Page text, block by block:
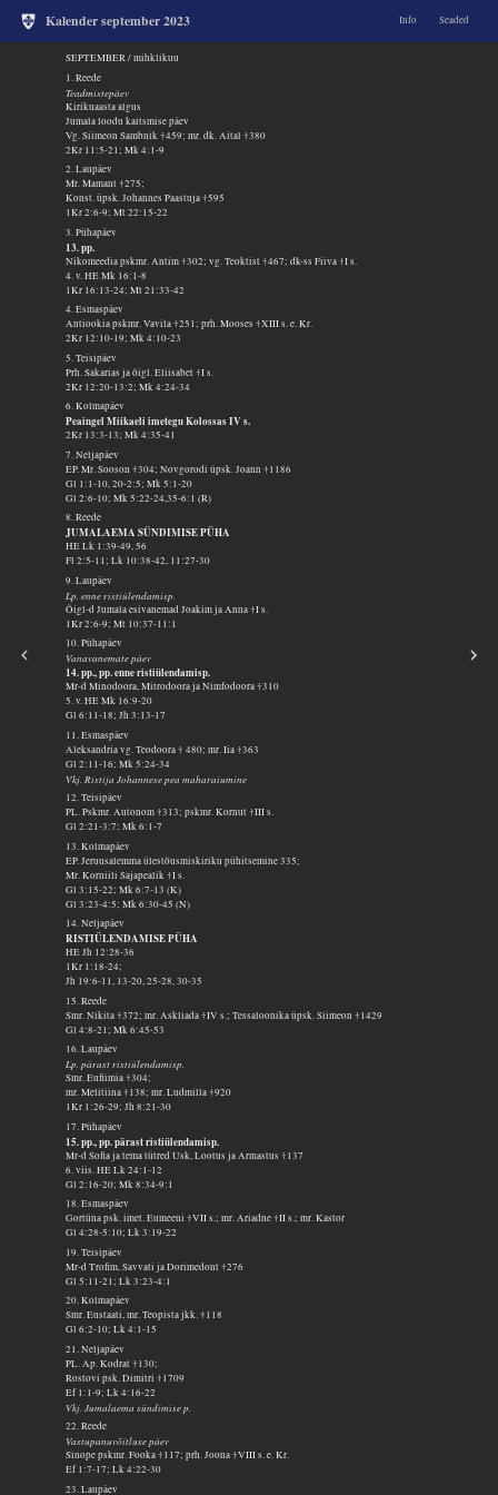
Kalender september 2023 Info Seaded
SEPTEMBER / mihklikuu
1. Reede
Teadmistepäev
Kirikuaasta algus
Jumala loodu kaitsmise päev
Vg. Siimeon Sambnik †459; mr. dk. Aital †380
2Kr 11:5-21; Mk 4:1-9
2. Laupäev
Mr. Mamant †275;
Konst. üpsk. Johannes Paastuja †595
1Kr 2:6-9; Mt 22:15-22
3. Pühapäev
13. pp.
Nikomeedia pskmr. Antim †302; vg. Teoktist †467; dk-ss Fiiva †I s.
4. v. HE Mk 16:1-8
1Kr 16:13-24; Mt 21:33-42
4. Esmaspäev
Antiookia pskmr. Vavila †251; prh. Mooses †XIII s. e. Kr.
2Kr 12:10-19; Mk 4:10-23
5. Teisipäev
Prh. Sakarias ja õigl. Eliisabet †I s.
2Kr 12:20-13:2; Mk 4:24-34
6. Kolmapäev
Peaingel Miikaeli imetegu Kolossas IV s.
2Kr 13:3-13; Mk 4:35-41
7. Neljapäev
EP. Mr. Sooson †304; Novgorodi üpsk. Joann †1186
Gl 1:1-10, 20-2:5; Mk 5:1-20
Gl 2:6-10; Mk 5:22-24,35-6:1 (R)
8. Reede
JUMALAEMA SÜNDIMISE PÜHA
HE Lk 1:39-49, 56
Fl 2:5-11; Lk 10:38-42, 11:27-30
9. Laupäev
Lp. enne ristiülendamisp.
Õigl-d Jumala esivanemad Joakim ja Anna †I s.
1Kr 2:6-9; Mt 10:37-11:1
10. Pühapäev
Vanavanemate päev
14. pp., pp. enne ristiülendamisp.
Mr-d Minodoora, Mitrodoora ja Nimfodoora †310
5. v. HE Mk 16:9-20
Gl 6:11-18; Jh 3:13-17
11. Esmaspäev
Aleksandria vg. Teodoora † 480; mr. Iia †363
Gl 2:11-16; Mk 5:24-34
Vkj. Ristija Johannese pea maharaiumine
12. Teisipäev
PL. Pskmr. Autonom †313; pskmr. Kornut †III s.
Gl 2:21-3:7; Mk 6:1-7
13. Kolmapäev
EP. Jeruusalemma ülestõusmiskiriku pühitsemine 335;
Mr. Korniili Sajapealik †I s.
Gl 3:15-22; Mk 6:7-13 (K)
Gl 3:23-4:5; Mk 6:30-45 (N)
14. Neljapäev
RISTIÜLENDAMISE PÜHA
HE Jh 12:28-36
1Kr 1:18-24;
Jh 19:6-11, 13-20, 25-28, 30-35
15. Reede
Smr. Nikita †372; mr. Askliada †IV s.; Tessaloonika üpsk. Siimeon †1429
Gl 4:8-21; Mk 6:45-53
16. Laupäev
Lp. pärast ristiülendamisp.
Smr. Eufiimia †304;
mr. Melitiina †138; mr. Ludmilla †920
1Kr 1:26-29; Jh 8:21-30
17. Pühapäev
15. pp., pp. pärast ristiülendamisp.
Mr-d Sofia ja tema tütred Usk, Lootus ja Armastus †137
6. viis. HE Lk 24:1-12
Gl 2:16-20; Mk 8:34-9:1
18. Esmaspäev
Gortüna psk. imet. Eumeeni †VII s.; mr. Ariadne †II s.; mr. Kastor
Gl 4:28-5:10; Lk 3:19-22
19. Teisipäev
Mr-d Trofim, Savvati ja Dorimedont †276
Gl 5:11-21; Lk 3:23-4:1
20. Kolmapäev
Smr. Eustaati, mr. Teopista jkk. †118
Gl 6:2-10; Lk 4:1-15
21. Neljapäev
PL. Ap. Kodrat †130;
Rostovi psk. Dimitri †1709
Ef 1:1-9; Lk 4:16-22
Vkj. Jumalaema sündimise p.
22. Reede
Vastupanuvõitluse päev
Sinope pskmr. Fooka †117; prh. Joona †VIII s. e. Kr.
Ef 1:7-17; Lk 4:22-30
23. Laupäev